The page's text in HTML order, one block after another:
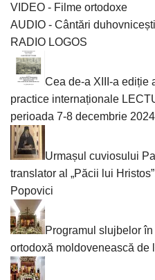
VIDEO - Filme ortodoxe
AUDIO - Cântări duhovnicești
RADIO LOGOS
Cea de-a XIII-a ediție
practice internaționale
perioada 7-8 decembrie 2024
Urmașul cuviosului
translator al „Păcii lui
Popovici
Programul slujbelor
ortodoxă moldovenească de